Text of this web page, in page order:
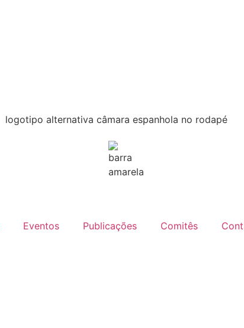
Eventos Publicações Comitês